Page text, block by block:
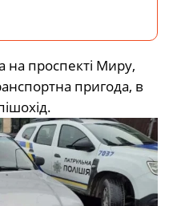
на проспекті Миру,
пригода, в